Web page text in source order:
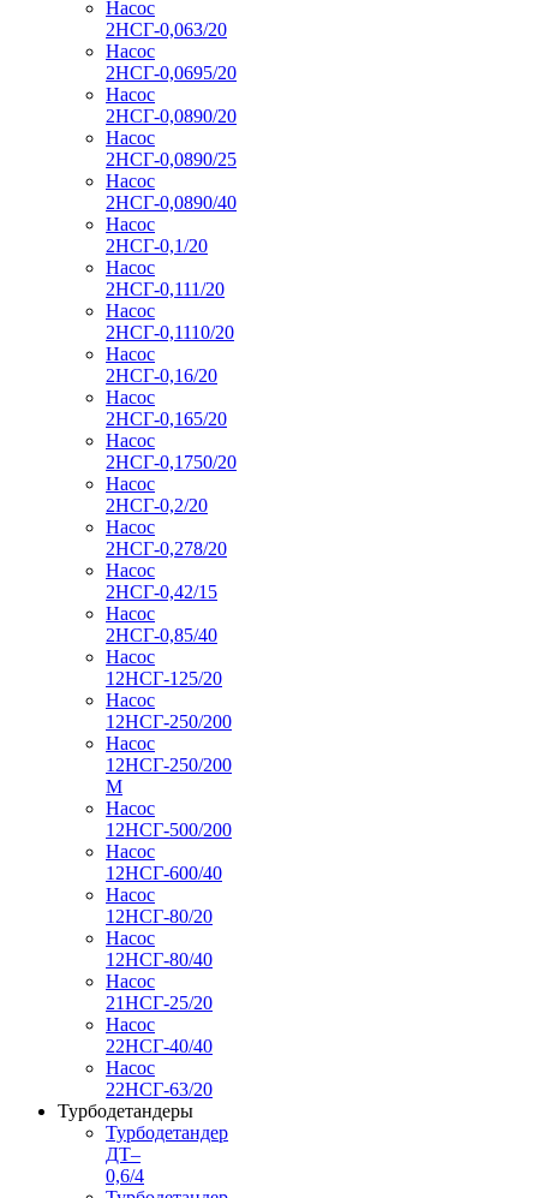
Насос
2НСГ-0,063/20
Насос
2НСГ-0,0695/20
Насос
2НСГ-0,0890/20
Насос
2НСГ-0,0890/25
Насос
2НСГ-0,0890/40
Насос
2НСГ-0,1/20
Насос
2НСГ-0,111/20
Насос
2НСГ-0,1110/20
Насос
2НСГ-0,16/20
Насос
2НСГ-0,165/20
Насос
2НСГ-0,1750/20
Насос
2НСГ-0,2/20
Насос
2НСГ-0,278/20
Насос
2НСГ-0,42/15
Насос
2НСГ-0,85/40
Насос
12НСГ-125/20
Насос
12НСГ-250/200
Насос
12НСГ-250/200
М
Насос
12НСГ-500/200
Насос
12НСГ-600/40
Насос
12НСГ-80/20
Насос
12НСГ-80/40
Насос
21НСГ-25/20
Насос
22НСГ-40/40
Насос
22НСГ-63/20
Турбодетандеры
Турбодетандер
ДТ–
0,6/4